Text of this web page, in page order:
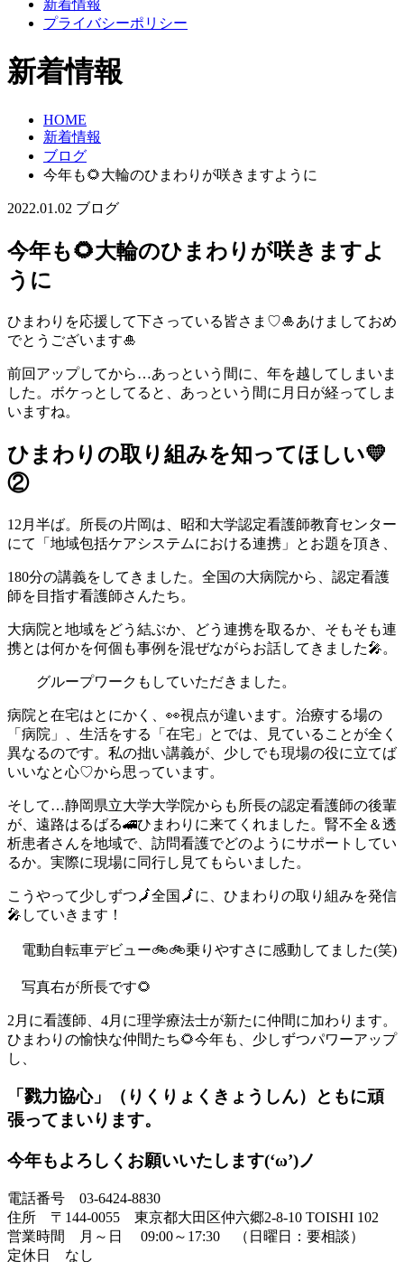
新着情報
プライバシーポリシー
新着情報
HOME
新着情報
ブログ
今年も🌻大輪のひまわりが咲きますように
2022.01.02 ブログ
今年も🌻大輪のひまわりが咲きますよ
うに
ひまわりを応援して下さっている皆さま♡🎍あけましておめ
でとうございます🎍
前回アップしてから…あっという間に、年を越してしまいま
した。ボケっとしてると、あっという間に月日が経ってしま
いますね。
ひまわりの取り組みを知ってほしい💛
②
12月半ば。所長の片岡は、昭和大学認定看護師教育センター
にて「地域包括ケアシステムにおける連携」とお題を頂き、
180分の講義をしてきました。全国の大病院から、認定看護
師を目指す看護師さんたち。
大病院と地域をどう結ぶか、どう連携を取るか、そもそも連
携とは何かを何個も事例を混ぜながらお話してきました🎤。
グループワークもしていただきました。
病院と在宅はとにかく、👀視点が違います。治療する場の
「病院」、生活をする「在宅」とでは、見ていることが全く
異なるのです。私の拙い講義が、少しでも現場の役に立てば
いいなと心♡から思っています。
そして…静岡県立大学大学院からも所長の認定看護師の後輩
が、遠路はるばる🚄ひまわりに来てくれました。腎不全＆透
析患者さんを地域で、訪問看護でどのようにサポートしてい
るか。実際に現場に同行し見てもらいました。
こうやって少しずつ🗾全国🗾に、ひまわりの取り組みを発信
🎤していきます！
電動自転車デビュー🚲🚲乗りやすさに感動してました(笑)
写真右が所長です🌻
2月に看護師、4月に理学療法士が新たに仲間に加わります。
ひまわりの愉快な仲間たち🌻今年も、少しずつパワーアップ
し、
「戮力協心」（りくりょくきょうしん）
ともに頑
張ってまいります。
今年もよろしくお願いいたします(‘ω’)ノ
電話番号 03-6424-8830
住所 〒144-0055 東京都大田区仲六郷2-8-10 TOISHI 102
営業時間 月～日 09:00～17:30 （日曜日：要相談）
定休日 なし